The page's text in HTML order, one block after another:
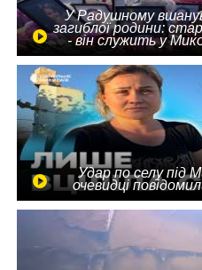
У Радушному
загиблої родини:
- він служить у
Удар по селу під
очевидці